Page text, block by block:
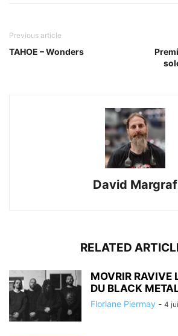
Previous article
TAHOE – Wonders
David Margraf
RELATED
MOVRIR RAVIVE
DU BLACK
Floriane Piermay - 4